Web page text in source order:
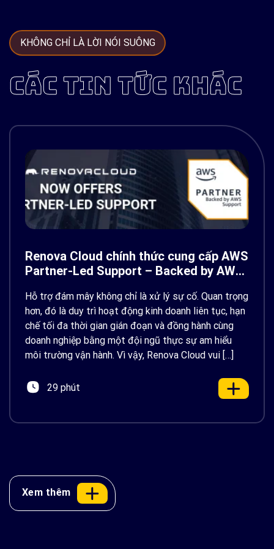
KHÔNG CHỈ LÀ LỜI NÓI SUÔNG
CÁC TIN TỨC KHÁC
Renova Cloud chính thức cung cấp AWS
Partner-Led Support – Backed by AWS
Hỗ trợ đám mây không chỉ là xử lý sự cố. Quan trọng
hơn, đó là duy trì hoạt động kinh doanh liên tục, hạn
chế tối đa thời gian gián đoạn và đồng hành cùng
doanh nghiệp bằng một đội ngũ thực sự am hiểu
môi trường vận hành. Vì vậy, Renova Cloud vui […]
29 phút
Xem thêm